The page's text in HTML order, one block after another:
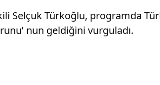
Selçuk Türkoğlu, programda
nun geldiğini vurguladı.